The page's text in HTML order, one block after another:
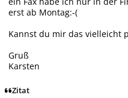
erst ab Montag:-(
Kannst du mir das vielleicht
Gruß
Karsten
Zitat